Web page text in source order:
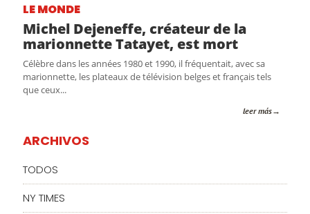
LE MONDE
Michel Dejeneffe, créateur de la
marionnette Tatayet, est mort
Célèbre dans les années 1980 et 1990, il fréquentait, avec sa
marionnette, les plateaux de télévision belges et français tels
que ceux...
leer más
ARCHIVOS
TODOS
NY TIMES